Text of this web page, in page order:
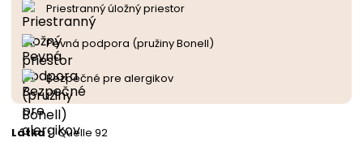
Priestranný úložný priestor
Pevná podpora (pružiny Bonell)
Bezpečné pre alergikov
Látka: Quelle 92